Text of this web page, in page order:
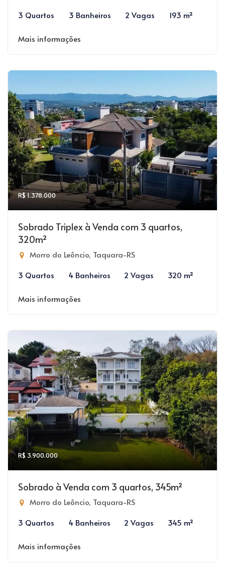
3 Quartos
3 Banheiros 2 Vagas 193 m²
Mais informações
R$ 1.378.000
Sobrado Triplex à Venda com 3 quartos,
320m²
Morro do Leôncio, Taquara-RS
3 Quartos
4 Banheiros 2 Vagas 320 m²
Mais informações
R$ 3.900.000
Sobrado à Venda com 3 quartos, 345m²
Morro do Leôncio, Taquara-RS
3 Quartos
4 Banheiros 2 Vagas 345 m²
Mais informações